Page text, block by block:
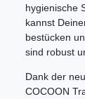
hygienische
kannst
bestücken
sind robust
Dank der
COCOON